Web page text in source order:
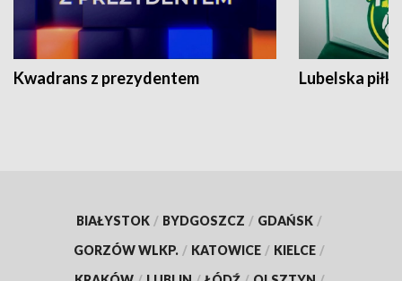
Kwadrans z prezydentem Lubelska piłka
BIAŁYSTOK / BYDGOSZCZ / GDAŃSK /
GORZÓW WLKP. / KATOWICE / KIELCE /